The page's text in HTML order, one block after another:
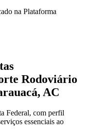
na Plataforma
Rodoviário
AC
Federal, com perfil
essenciais ao